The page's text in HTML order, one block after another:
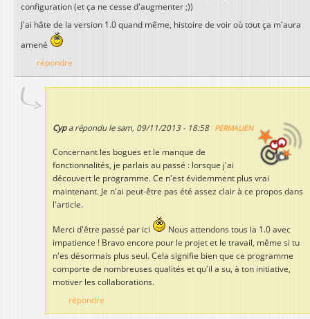
configuration (et ça ne cesse d'augmenter ;))
J'ai hâte de la version 1.0 quand même, histoire de voir où tout ça m'aura
amené
répondre
Cypa répondu le sam, 09/11/2013 - 18:58 PERMALIEN
Concernant les bogues et le manque de
fonctionnalités, je parlais au passé : lorsque j'ai
découvert le programme. Ce n'est évidemment plus vrai
maintenant. Je n'ai peut-être pas été assez clair à ce propos dans
l'article.
Merci d'être passé par ici
Nous attendons tous la 1.0 avec
impatience ! Bravo encore pour le projet et le travail, même si tu
n'es désormais plus seul. Cela signifie bien que ce programme
comporte de nombreuses qualités et qu'il a su, à ton initiative,
motiver les collaborations.
répondre